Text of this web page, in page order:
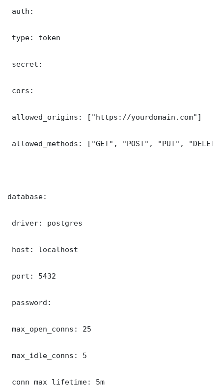
auth:
type: token
secret:
cors:
allowed_origins: ["https://yourdomain.com"]
allowed_methods: ["GET", "POST", "PUT",
database:
driver: postgres
host: localhost
port: 5432
password:
max_open_conns: 25
max_idle_conns: 5
conn_max_lifetime: 5m